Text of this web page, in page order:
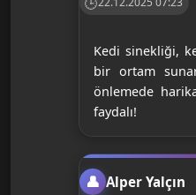
Kedi sinekliği,
bir ortam
önlemede
faydalı!
Alper Yalçın